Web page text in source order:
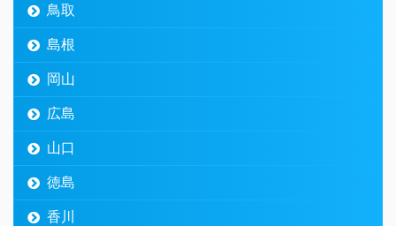
鳥取
島根
岡山
広島
山口
徳島
香川